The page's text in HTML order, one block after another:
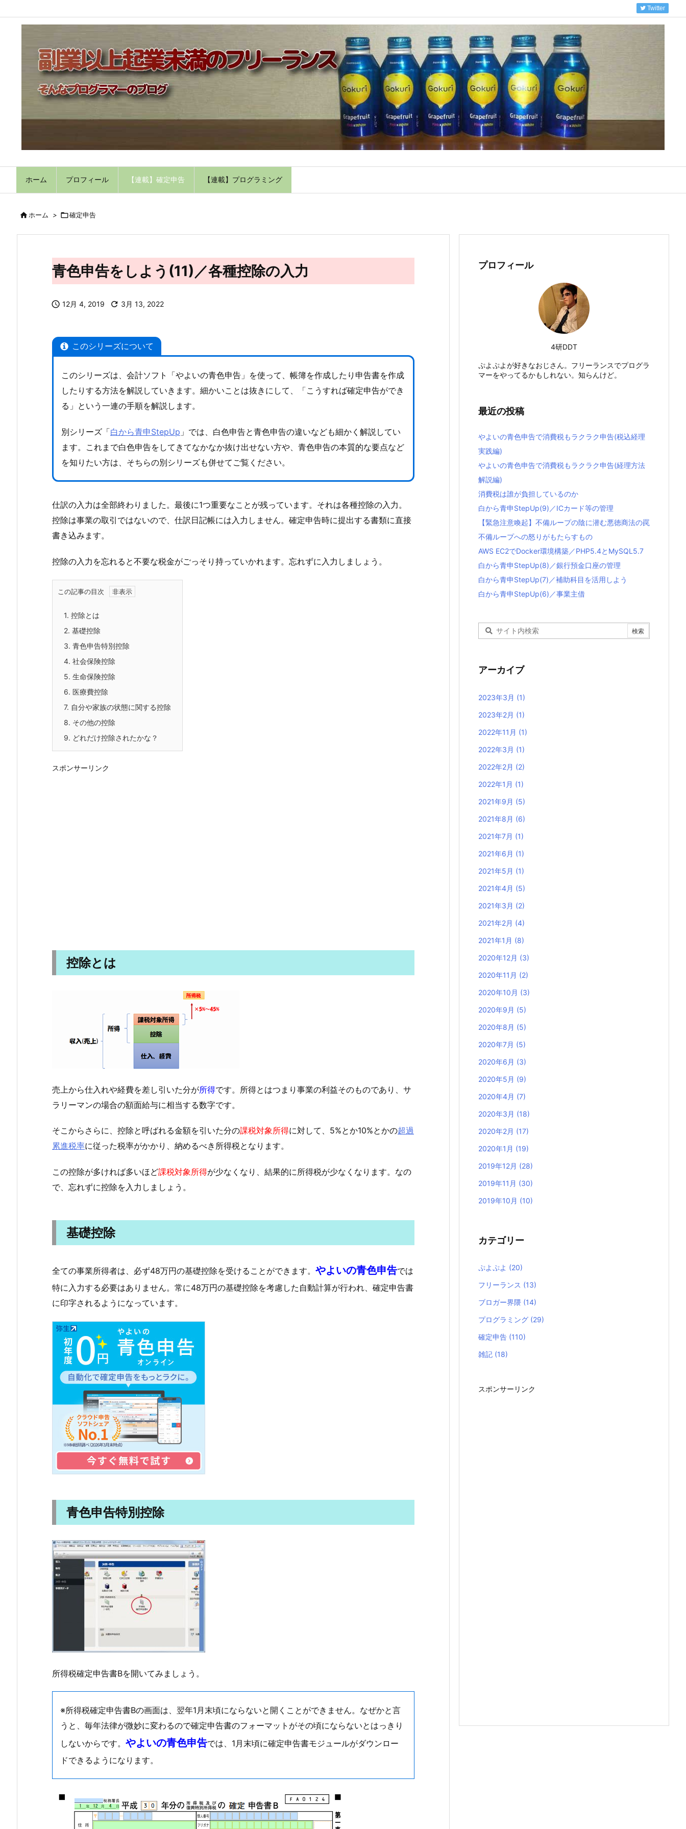
ホーム プロフィール 【連載】確定申告 【連載】プログラミング
Twitter
ホーム > 確定申告
青色申告をしよう(11)／各種控除の入力
 12月 4, 2019  3月 13, 2022
このシリーズについて
このシリーズは、会計ソフト「やよいの青色申告」を使って、帳簿を作成したり申告書を作成
したりする方法を解説していきます。細かいことは抜きにして、「こうすれば確定申告ができ
る」という一連の手順を解説します。
別シリーズ「白から青申StepUp 」では、白色申告と青色申告の違いなども細かく解説してい
ます。これまで白色申告をしてきてなかなか抜け出せない方や、青色申告の本質的な要点など
を知りたい方は、そちらの別シリーズも併せてご覧ください。
仕訳の入力は全部終わりました。最後に1つ重要なことが残っています。それは各種控除の入力。
控除は事業の取引ではないので、仕訳日記帳には入力しません。確定申告時に提出する書類に直接
書き込みます。
控除の入力を忘れると不要な税金がごっそり持っていかれます。忘れずに入力しましょう。
この記事の目次
1. 控除とは
2. 基礎控除
3. 青色申告特別控除
4. 社会保険控除
5. 生命保険控除
6. 医療費控除
7. 自分や家族の状態に関する控除
8. その他の控除
9. どれだけ控除されたかな？
スポンサーリンク
控除とは
売上から仕入れや経費を差し引いた分が所得です。所得とはつまり事業の利益そのものであり、サ
ラリーマンの場合の額面給与に相当する数字です。
そこからさらに、控除と呼ばれる金額を引いた分の課税対象所得に対して、5%とか10%とかの超過
累進税率に従った税率がかかり、納めるべき所得税となります。
この控除が多ければ多いほど課税対象所得が少なくなり、結果的に所得税が少なくなります。なの
で、忘れずに控除を入力しましょう。
基礎控除
全ての事業所得者は、必ず48万円の基礎控除を受けることができます。 やよいの青色申告では
特に入力する必要はありません。常に48万円の基礎控除を考慮した自動計算が行われ、確定申告書
に印字されるようになっています。
青色申告特別控除
所得税確定申告書Bを開いてみましょう。
※所得税確定申告書Bの画面は、翌年1月末頃にならないと開くことができません。なぜかと言
うと、毎年法律が微妙に変わるので確定申告書のフォーマットがその頃にならないとはっきり
しないからです。 やよいの青色申告では、1月末頃に確定申告書モジュールがダウンロー
ドできるようになります。
プロフィール
4研DDT
ぷよぷよが好きなおじさん。フリーランスでプログラ
マーをやってるかもしれない。知らんけど。
最近の投稿
やよいの青色申告で消費税もラクラク申告(税込経理
実践編)
やよいの青色申告で消費税もラクラク申告(経理方法
解説編)
消費税は誰が負担しているのか
白から青申StepUp(9)／ICカード等の管理
【緊急注意喚起】不備ループの陰に潜む悪徳商法の罠
不備ループへの怒りがもたらすもの
AWS EC2でDocker環境構築／PHP5.4とMySQL5.7
白から青申StepUp(8)／銀行預金口座の管理
白から青申StepUp(7)／補助科目を活用しよう
白から青申StepUp(6)／事業主借
アーカイブ
2023年3月 (1)
2023年2月 (1)
2022年11月 (1)
2022年3月 (1)
2022年2月 (2)
2022年1月 (1)
2021年9月 (5)
2021年8月 (6)
2021年7月 (1)
2021年6月 (1)
2021年5月 (1)
2021年4月 (5)
2021年3月 (2)
2021年2月 (4)
2021年1月 (8)
2020年12月 (3)
2020年11月 (2)
2020年10月 (3)
2020年9月 (5)
2020年8月 (5)
2020年7月 (5)
2020年6月 (3)
2020年5月 (9)
2020年4月 (7)
2020年3月 (18)
2020年2月 (17)
2020年1月 (19)
2019年12月 (28)
2019年11月 (30)
2019年10月 (10)
カテゴリー
ぷよぷよ (20)
フリーランス (13)
ブロガー界隈 (14)
プログラミング (29)
確定申告 (110)
雑記 (18)
スポンサーリンク